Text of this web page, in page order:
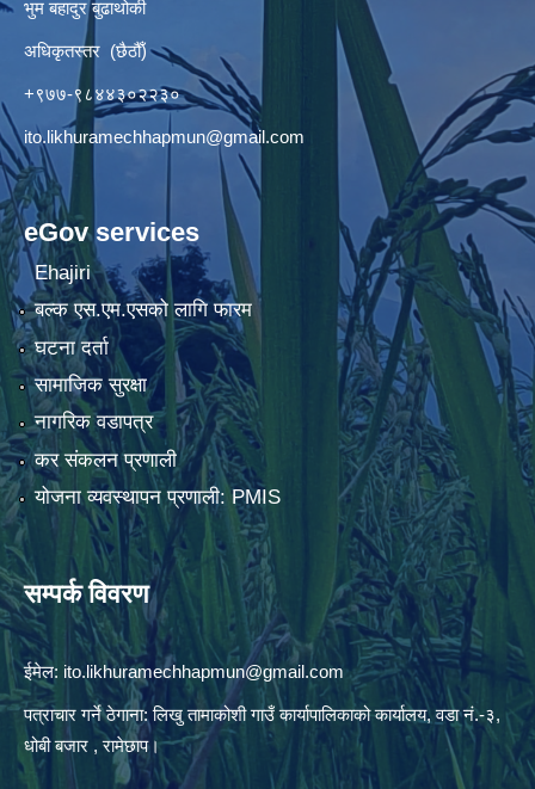
भुम बहादुर बुढाथोकी
अधिकृतस्तर (छैठौँ)
+९७७-९८४४३०२२३०
ito.likhuramechhapmun@gmail.com
eGov services
Ehajiri
बल्क एस.एम.एसको लागि फारम
घटना दर्ता
सामाजिक सुरक्षा
नागरिक वडापत्र
कर संकलन प्रणाली
योजना व्यवस्थापन प्रणाली: PMIS
सम्पर्क विवरण
ईमेल: ito.likhuramechhapmun@gmail.com
पत्राचार गर्ने ठेगाना: लिखु तामाकोशी गाउँ कार्यापालिकाको कार्यालय, वडा नं.-३,
धोबी बजार , रामेछाप।